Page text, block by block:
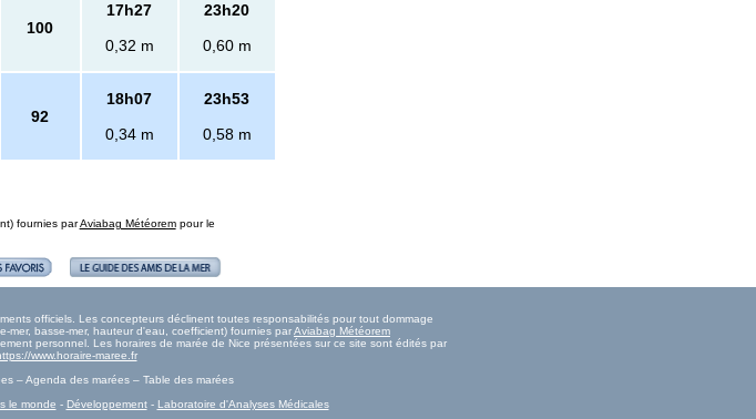
100
17h27
0,32 m
23h20
0,60 m
92
18h07
0,34 m
23h53
0,58 m
fournies parAviabag Météorempour le
officiels. Les concepteurs déclinent toutes responsabilités pour tout dommage
basse-mer, hauteur d'eau, coefficient) fournies parAviabag Météorem
personnel. Les horaires de marée de Nice présentées sur ce site sont édités par
www.horaire-maree.fr
– Agenda des marées – Table des marées
le monde - Développement- Laboratoire d'Analyses Médicales